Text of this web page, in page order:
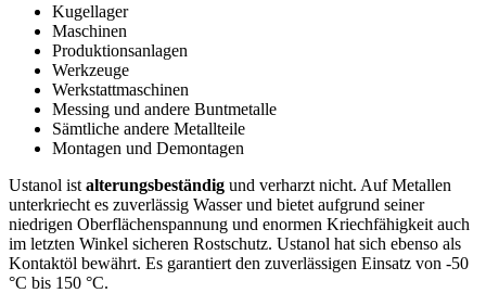
Kugellager
Maschinen
Produktionsanlagen
Werkzeuge
Werkstattmaschinen
Messing und andere Buntmetalle
Sämtliche andere Metallteile
Montagen und Demontagen
Ustanol ist alterungsbeständig und verharzt nicht. Auf Metallen
unterkriecht es zuverlässig Wasser und bietet aufgrund seiner
niedrigen Oberflächenspannung und enormen Kriechfähigkeit auch
im letzten Winkel sicheren Rostschutz. Ustanol hat sich ebenso als
Kontaktöl bewährt. Es garantiert den zuverlässigen Einsatz von -50
°C bis 150 °C.